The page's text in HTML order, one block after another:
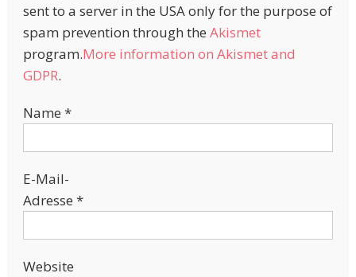
sent to a server in the USA only for the purpose of
spam prevention through the Akismet
program.More information on Akismet and
GDPR.
Name *
E-Mail-
Adresse *
Website